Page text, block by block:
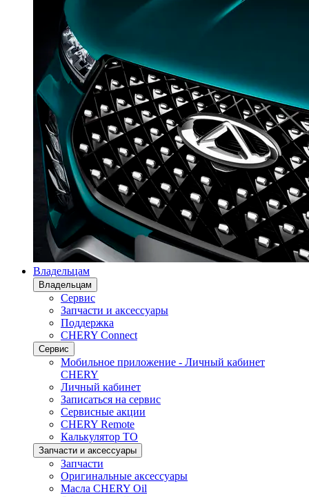
Владельцам
Владельцам
Сервис
Запчасти и аксессуары
Поддержка
CHERY Connect
Сервис
Мобильное приложение - Личный кабинет
CHERY
Личный кабинет
Записаться на сервис
Сервисные акции
CHERY Remote
Калькулятор ТО
Запчасти и аксессуары
Запчасти
Оригинальные аксессуары
Масла CHERY Oil